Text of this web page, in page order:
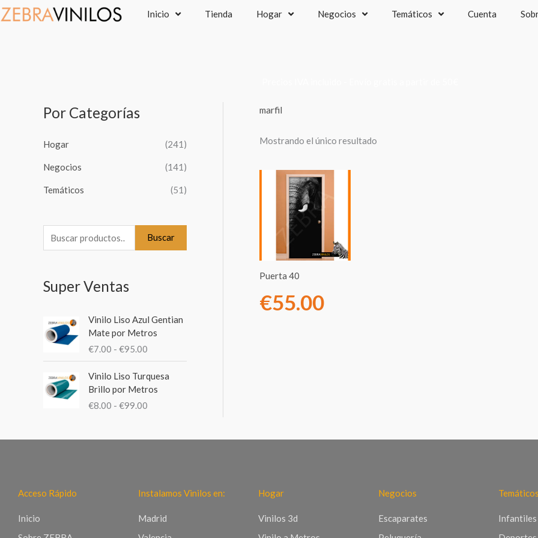
Ir
al
Inicio Tienda Hogar Negocios Temáticos Cuenta
Por Categorías
Hogar (241)
Negocios (141)
Temáticos (51)
B
s
c
Buscar
Super Ventas
Vinilo Liso Azul Gentian
Mate por Metros
€7.00 - €95.00
a
n
d
e
:
e
Vinilo Liso Turquesa
Brillo por Metros
€8.00 - €99.00
a
n
e
i
marfil
Mostrando el único resultado
Puerta 40
€55.00
Acceso Rápido
Inicio
Instalamos Vinilos en:
Madrid
Hogar
Vinilos 3d
Negocios
Escaparates
Temáticos
Infantiles